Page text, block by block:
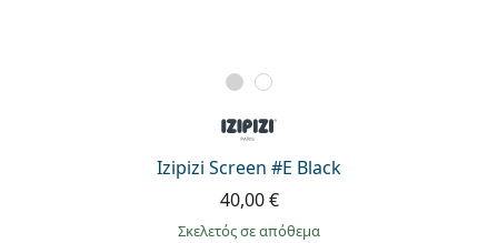
Izipizi Screen #E Black
40,00 €
σκελετός σε απόθεμα